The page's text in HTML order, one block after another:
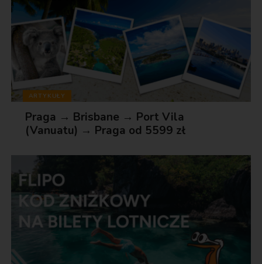
ARTYKUŁY
Praga → Brisbane → Port Vila
(Vanuatu) → Praga od 5599 zł